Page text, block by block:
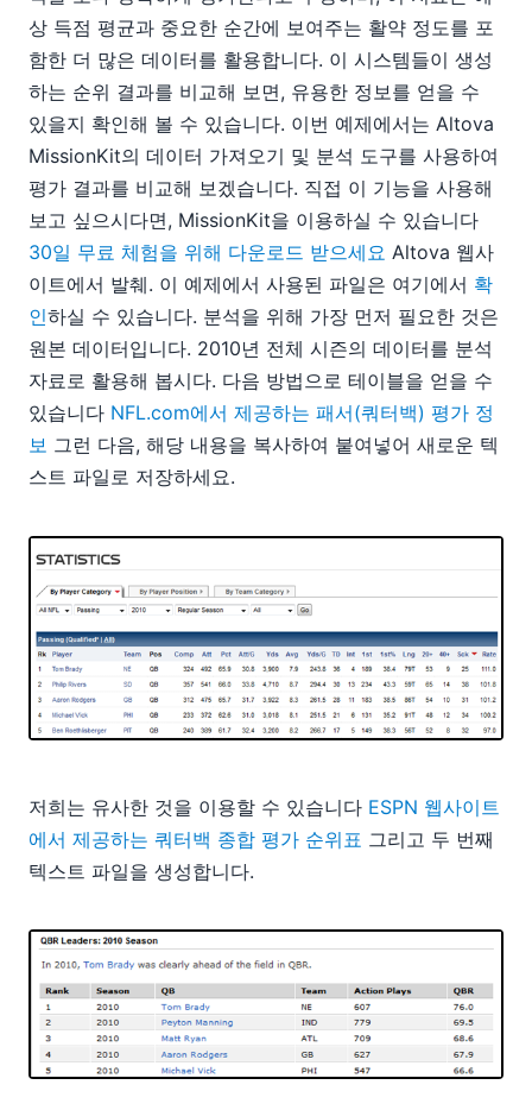
상 득점 평균과 중요한 순간에 보여주는 활약 정도를 포
함한 더 많은 데이터를 활용합니다. 이 시스템들이 생성
하는 순위 결과를 비교해 보면, 유용한 정보를 얻을 수
있을지 확인해 볼 수 있습니다. 이번 예제에서는 Altova
MissionKit의 데이터 가져오기 및 분석 도구를 사용하여
평가 결과를 비교해 보겠습니다. 직접 이 기능을 사용해
보고 싶으시다면, MissionKit을 이용하실 수 있습니다
30일 무료 체험을 위해 다운로드 받으세요 Altova 웹사
이트에서 발췌. 이 예제에서 사용된 파일은 여기에서 확
인하실 수 있습니다. 분석을 위해 가장 먼저 필요한 것은
원본 데이터입니다. 2010년 전체 시즌의 데이터를 분석
자료로 활용해 봅시다. 다음 방법으로 테이블을 얻을 수
있습니다 NFL.com에서 제공하는 패서(쿼터백) 평가 정
보 그런 다음, 해당 내용을 복사하여 붙여넣어 새로운 텍
스트 파일로 저장하세요.
저희는 유사한 것을 이용할 수 있습니다 ESPN 웹사이트
에서 제공하는 쿼터백 종합 평가 순위표 그리고 두 번째
텍스트 파일을 생성합니다.